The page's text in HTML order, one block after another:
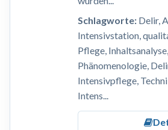
Schlagworte:Delir,
Intensivstation,
Pflege,
Phänomenologie,
Intensivpflege,
Intens...